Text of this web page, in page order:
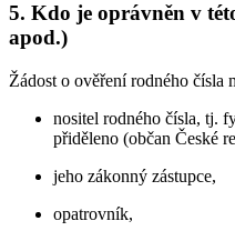
5. Kdo je oprávněn v
apod.)
Žádost o ověření rodného čísla
nositel rodného čísla, tj.
přiděleno (občan České
jeho zákonný zástupce,
opatrovník,